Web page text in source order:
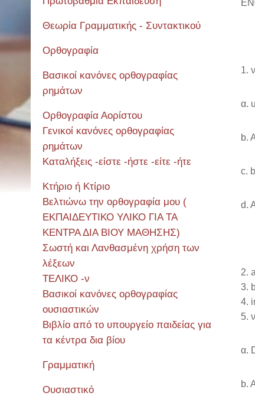
α.
b.
c.
d.
α.
b.
Θεωρία Γραμματικής - Συντακτικού
Ορθογραφία
Βασικοί κανόνες ορθογραφίας
ρημάτων
Ορθογραφία Αορίστου
Γενικοί κανόνες ορθογραφίας
ρημάτων
Καταλήξεις -είστε -ήστε -είτε -ήτε
Κτήριο ή Κτίριο
Βελτιώνω την ορθογραφία μου (
ΕΚΠΑΙΔΕΥΤΙΚΟ ΥΛΙΚΟ ΓΙΑ ΤΑ
ΚΕΝΤΡΑ ΔΙΑ ΒΙΟΥ ΜΑΘΗΣΗΣ)
Σωστή και Λανθασμένη χρήση των
λέξεων
ΤΕΛΙΚΟ -ν
Βασικοί κανόνες ορθογραφίας
ουσιαστικών
Βιβλίο από το υπουργείο παιδείας για
τα κέντρα δια βίου
Γραμματική
Ουσιαστικό